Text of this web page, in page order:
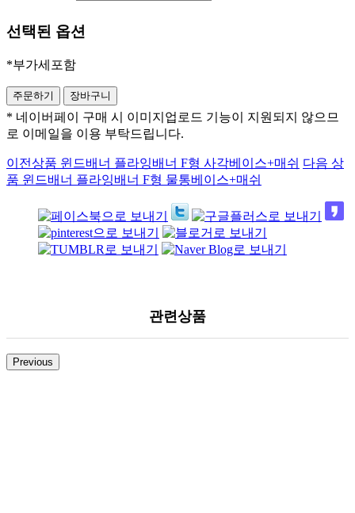
선택된 옵션
*부가세포함
* 네이버페이 구매 시 이미지업로드 기능이 지원되지 않으므
로 이메일을 이용 부탁드립니다.
이전상품 윈드배너 플라잉배너 F형 사각베이스+매쉬 다음 상
품 윈드배너 플라잉배너 F형 물통베이스+매쉬
관련상품
Previous